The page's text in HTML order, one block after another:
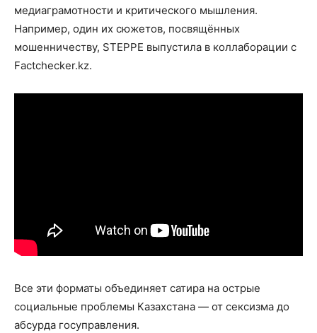
медиаграмотности и критического мышления.
Например, один их сюжетов, посвящённых
мошенничеству, STEPPE выпустила в коллаборации с
Factchecker.kz.
Все эти форматы объединяет сатира на острые
социальные проблемы Казахстана — от сексизма до
абсурда госуправления.